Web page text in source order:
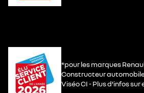
*pour les marques
Constructeur
Viséo CI - Plus d’infos